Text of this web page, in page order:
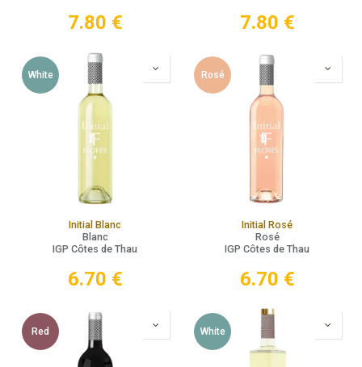
7.80 € 7.80 €
White
Initial Blanc
Blanc
IGP Côtes de Thau
6.70 €
Rosé
Initial Rosé
Rosé
IGP Côtes de Thau
6.70 €
Red White